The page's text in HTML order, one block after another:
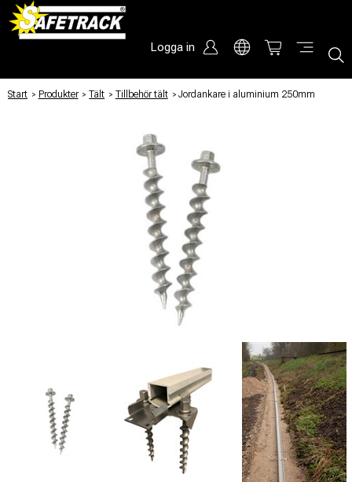
Logga in
Start / Produkter / Tält / Tillbehör tält / Jordankare i aluminium 250mm